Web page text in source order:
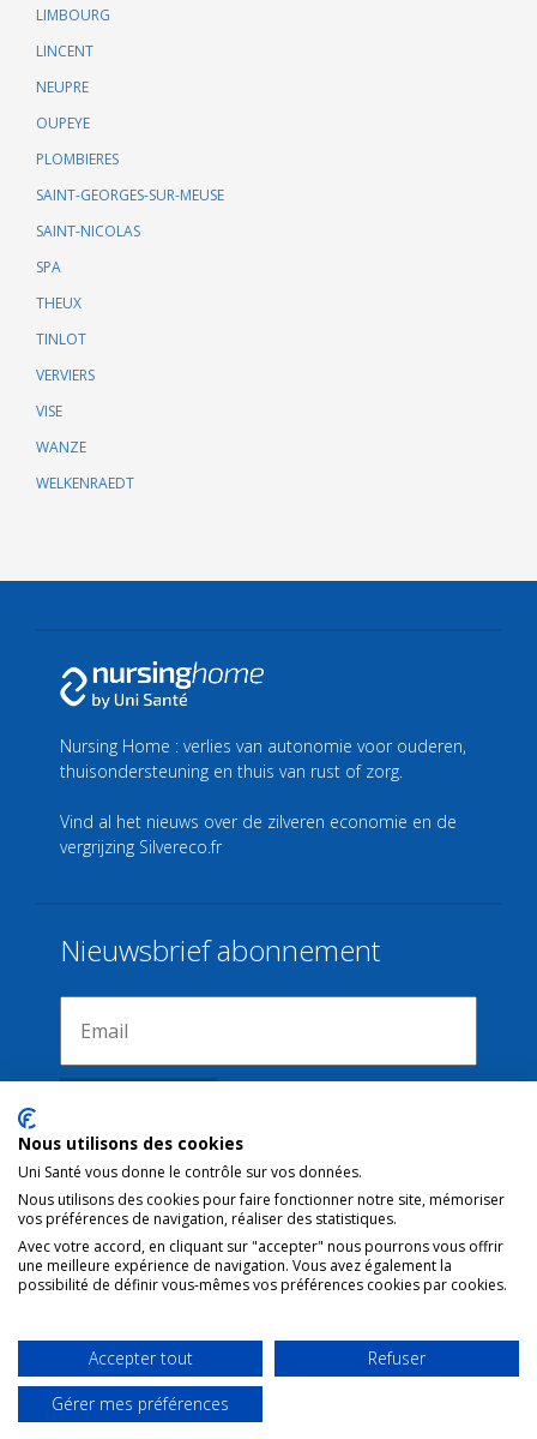
LIMBOURG
LINCENT
NEUPRE
OUPEYE
PLOMBIERES
SAINT-GEORGES-SUR-MEUSE
SAINT-NICOLAS
SPA
THEUX
TINLOT
VERVIERS
VISE
WANZE
WELKENRAEDT
Nursing Home : verlies van autonomie voor ouderen,
thuisondersteuning en thuis van rust of zorg.
Vind al het nieuws over de zilveren economie en de
vergrijzing Silvereco.fr
Nieuwsbrief abonnement
Verbindingen
Juridische kennisgeving
Gebruiksvoorwaarden
Nous utilisons des cookies
Uni Santé vous donne le contrôle sur vos données.
Nous utilisons des cookies pour faire fonctionner notre site, mémoriser
vos préférences de navigation, réaliser des statistiques.
Avec votre accord, en cliquant sur "accepter" nous pourrons vous offrir
une meilleure expérience de navigation. Vous avez également la
possibilité de définir vous-mêmes vos préférences cookies par cookies.
Accepter tout
Refuser
Gérer mes préférences